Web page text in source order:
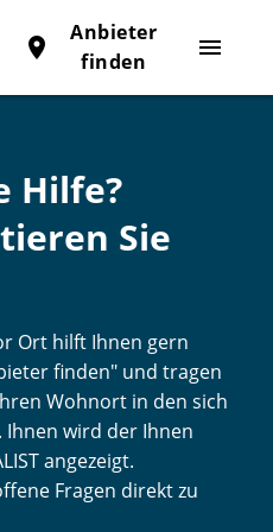
menu
place
Anbieter
finden
Hilfe?
Sie
Ort hilft Ihnen gern
finden" und tragen
Wohnort in den sich
Ihnen wird der Ihnen
angezeigt.
Fragen direkt zu